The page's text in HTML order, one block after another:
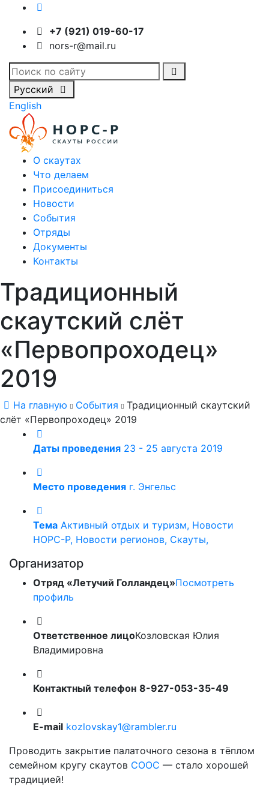
+7 (921) 019-60-17
nors-r@mail.ru
Русский
English
О скаутах
Что делаем
Присоединиться
Новости
События
Отряды
Документы
Контакты
Традиционный
скаутский слёт
«Первопроходец»
2019
На главную События
Традиционный скаутский
слёт «Первопроходец» 2019
Даты проведения 23 - 25 августа 2019
Место проведения г. Энгельс
Тема Активный отдых и туризм, Новости
НОРС-Р, Новости регионов, Скауты,
Организатор
Отряд «Летучий Голландец»Посмотреть
профиль
Ответственное лицоКозловская Юлия
Владимировна
Контактный телефон 8-927-053-35-49
E-mail kozlovskay1@rambler.ru
Проводить закрытие палаточного сезона в тёплом
семейном кругу скаутов СООС — стало хорошей
традицией!